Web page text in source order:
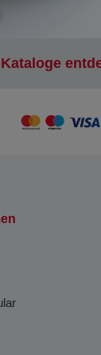
Kataloge